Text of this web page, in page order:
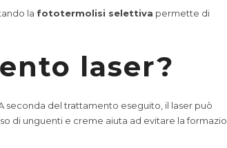
la fototermolisi selettiva permette di
laser?
seconda del trattamento eseguito, il laser può
di unguenti e creme aiuta ad evitare la